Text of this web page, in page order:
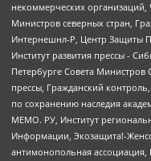
некоммерческих организаций,
Министров северных стран,
Интернешнл-Р, Центр Защиты
Институт развития прессы -
Петербурге Совета
прессы, Гражданский
по сохранению наследия
МЕМО. РУ, Институт
Информации, Экозащита!-
антимонопольная ассоциация,